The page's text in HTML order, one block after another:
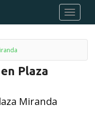
Plaza
Miranda